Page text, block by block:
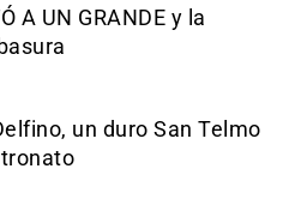
A UN GRANDE y la
un duro San Telmo